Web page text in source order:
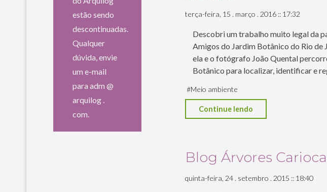
terça-feira, 15 . março . 2016 :: 17:32
Descobri um trabalho muito legal da
Amigos do Jardim Botânico do Rio de
ela e o fotógrafo João Quental
Botânico para localizar, identificar e
#Meio ambiente
Continue lendo
Botânico
do
Rio
Blog Árvores
quinta-feira, 24 . setembro . 2015 :: 18:40
estão sendo
descontinuadas.
Qualquer
dúvida, envie
um e-mail
para adm @
arquilog .
com.